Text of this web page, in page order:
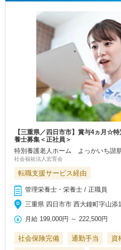
【三重県／四日市市】賞与4ヵ月☆
養士募集＜正社員＞
特別養護老人ホーム よっかいち諧
社会福祉法人宏育会
転職支援サービス経由
管理栄養士・栄養士 / 正職員
三重県 四日市市 西大鐘町字山添
月給 199,000円 ～ 222,500円
社会保険完備 通勤手当
資